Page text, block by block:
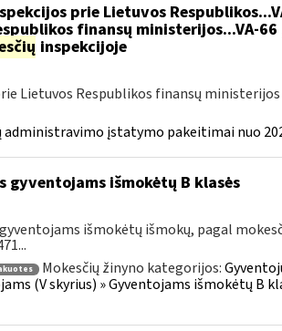
prie Lietuvos
finansų ministerijos...VA-66
inspekcijoje
Lietuvos Respublikos finansų
administravimo įstatymo pakeitimai nuo
išmokėtų B klasės
išmokėtų išmokų, pagal
Mokesčių žinyno kategorijos:
(V skyrius) » Gyventojams išmokėtų B